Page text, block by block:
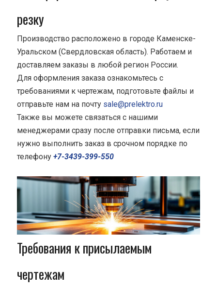
резку
Производство расположено в городе Каменске-
Уральском (Свердловская область). Работаем и
доставляем заказы в любой регион России.
Для оформления заказа ознакомьтесь с
требованиями к чертежам, подготовьте файлы и
отправьте нам на почту sale@prelektro.ru
Также вы можете связаться с нашими
менеджерами сразу после отправки письма, если
нужно выполнить заказ в срочном порядке по
телефону +7-3439-399-550
Требования к присылаемым
чертежам